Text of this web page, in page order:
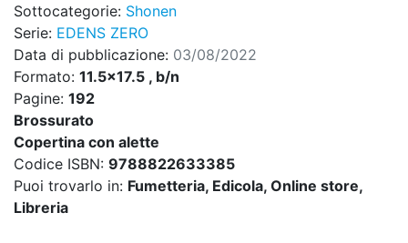
Sottocategorie: Shonen
Serie: EDENS ZERO
Data di pubblicazione: 03/08/2022
Formato: 11.5x17.5 , b/n
Pagine: 192
Brossurato
Copertina con alette
Codice ISBN: 9788822633385
Puoi trovarlo in: Fumetteria, Edicola, Online store,
Libreria